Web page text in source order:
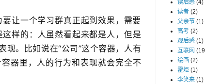
让一个学习群真正起到效果，需要
样的：人虽然看起来都是人，但是
现。比如说在“公司”这个容器，人有
器里，人的行为和表现就会完全不
读后感 (4)
读者 (2)
父亲节 (1)
高考 (2)
观后感 (1)
互联网
绘画 (2)
霍炬 (1)
李笑来 (1)